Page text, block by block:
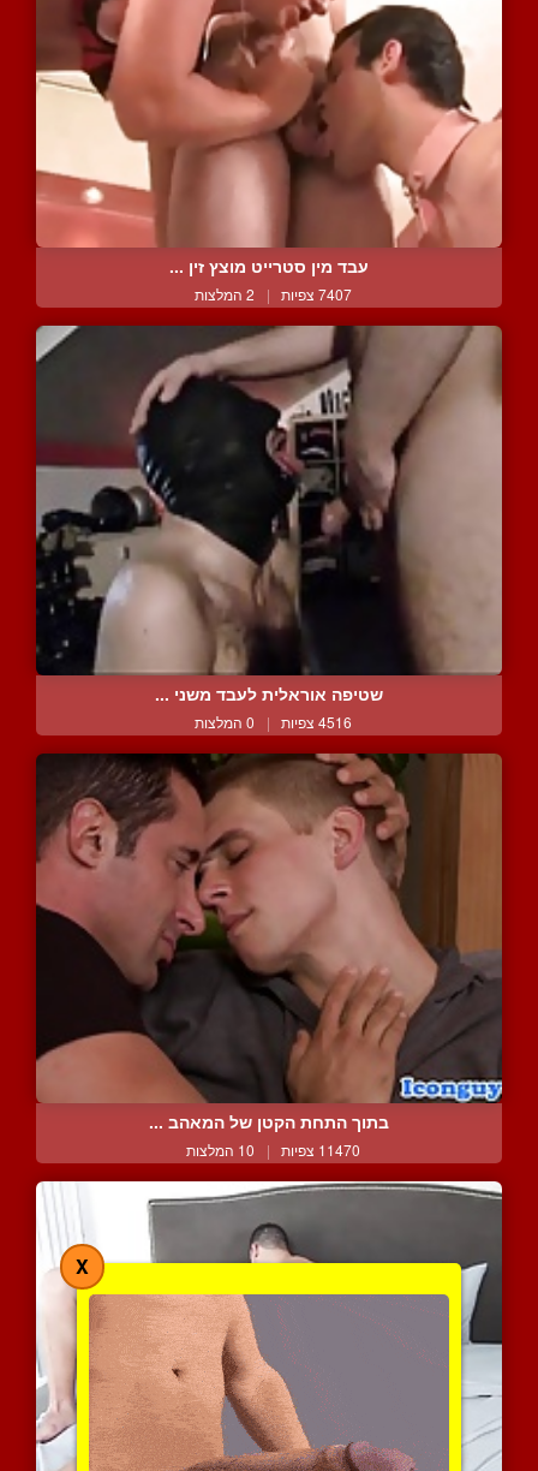
עבד מין סטרייט מוצץ זין ...
7407 צפיות | 2 המלצות
שטיפה אוראלית לעבד משני ...
4516 צפיות | 0 המלצות
בתוך התחת הקטן של המאהב ...
11470 צפיות | 10 המלצות
X